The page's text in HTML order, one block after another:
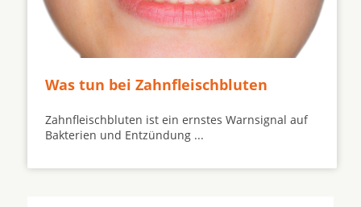
Was tun bei Zahnfleischbluten
Zahnfleischbluten ist ein ernstes Warnsignal auf
Bakterien und Entzündung ...